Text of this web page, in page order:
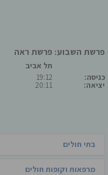
פרשת השבוע: פרשת ראה
כניסה:
יציאה:
תל אביב
19:12
20:11
בתי חולים
מרפאות וקופות חולים